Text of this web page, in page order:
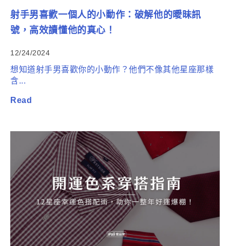
射手男喜歡一個人的小動作：破解他的曖昧訊
號，高效讀懂他的真心！
12/24/2024
想知道射手男喜歡你的小動作？他們不像其他星座那樣
含...
Read